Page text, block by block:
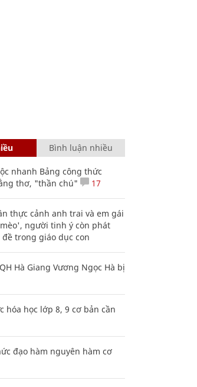
Bình luận nhiều
nhanh Bảng công thức
thơ, "thần chú"
17
thực cảnh anh trai và em gái
người tinh ý còn phát
trong giáo dục con
Hà Giang Vương Ngọc Hà bị
hóa học lớp 8, 9 cơ bản cần
đạo hàm nguyên hàm cơ